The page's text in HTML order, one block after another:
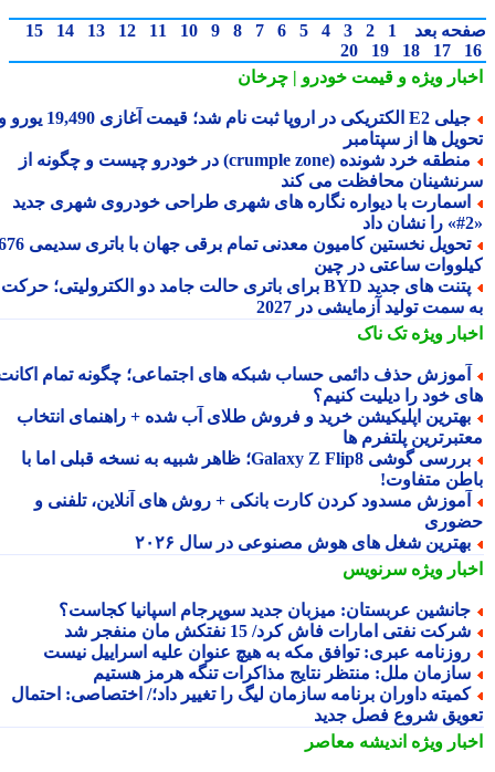
بعد 1
2
3
4
5
6
7
8
9
10
11
12
13
14
15
17
18
19
20
ویژهو قیمت خودرو | چرخان
جیلی E2 الکتریکی در اروپا ثبت نام شد؛ قیمت آغازی 19,490 یورو و
ها از سپتامبر
منطقه خرد شونده (crumple zone) در خودرو چیست و چگونه از
محافظت می کند
با دیواره نگاره های شهری طراحی خودروی شهری جدید
تحویل نخستین کامیون معدنی تمام برقی جهان با باتری سدیمی 676
ساعتی در چین
پتنت های جدید BYD برای باتری حالت جامد دو الکترولیتی؛ حرکت
سمت تولید آزمایشی در 2027
ویژهتک ناک
حذف دائمی حساب شبکه های اجتماعی؛ چگونه تمام اکانت
خود را دیلیت کنیم؟
اپلیکیشن خرید و فروش طلای آب شده + راهنمای انتخاب
پلتفرم ها
بررسی گوشی Galaxy Z Flip8؛ ظاهر شبیه به نسخه قبلی اما با
متفاوت!
مسدود کردن کارت بانکی + روش های آنلاین، تلفنی و
شغل های هوش مصنوعی در سال ۲۰۲۶
ویژهسرنویس
عربستان: میزبان جدید سوپرجام اسپانیا کجاست؟
نفتی امارات فاش کرد/ 15 نفتکش مان منفجر شد
عبری: توافق مکه به هیچ عنوان علیه اسراییل نیست
ملل: منتظر نتایج مذاکرات تنگه هرمز هستیم
داوران برنامه سازمان لیگ را تغییر داد؛/ اختصاصی: احتمال
شروع فصل جدید
ویژهاندیشه معاصر